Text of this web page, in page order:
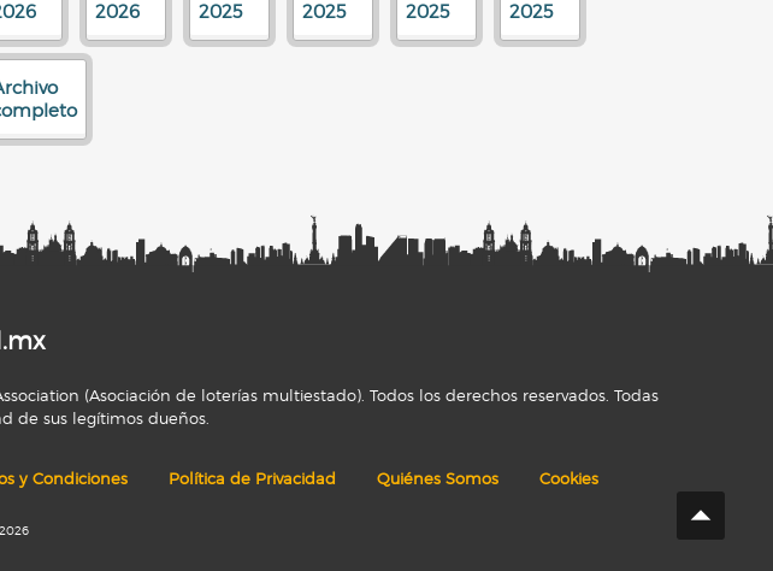
2026
2025
2025
2025
2025
(Asociación de loterías multiestado). Todos los derechos reservados. Todas
de sus legítimos dueños.
y Condiciones Política de Privacidad Quiénes Somos Cookies